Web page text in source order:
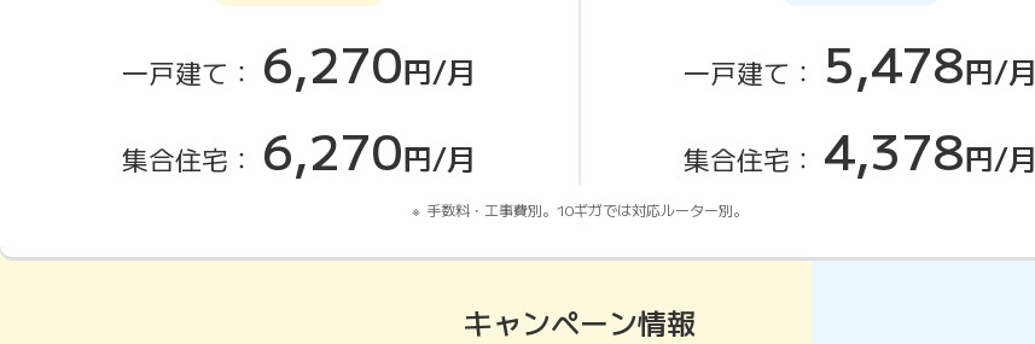
一戸建て： 6,270円/月
集合住宅： 6,270円/月
一戸建て： 5,478円/月
集合住宅： 4,378円/月
手数料・工事費別。10ギガでは対応ルーター別。
キャンペーン情報